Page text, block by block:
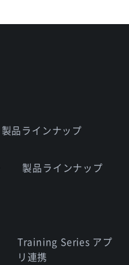
製品ラインナップ
製品ラインナップ
Training Series アプ
リ連携